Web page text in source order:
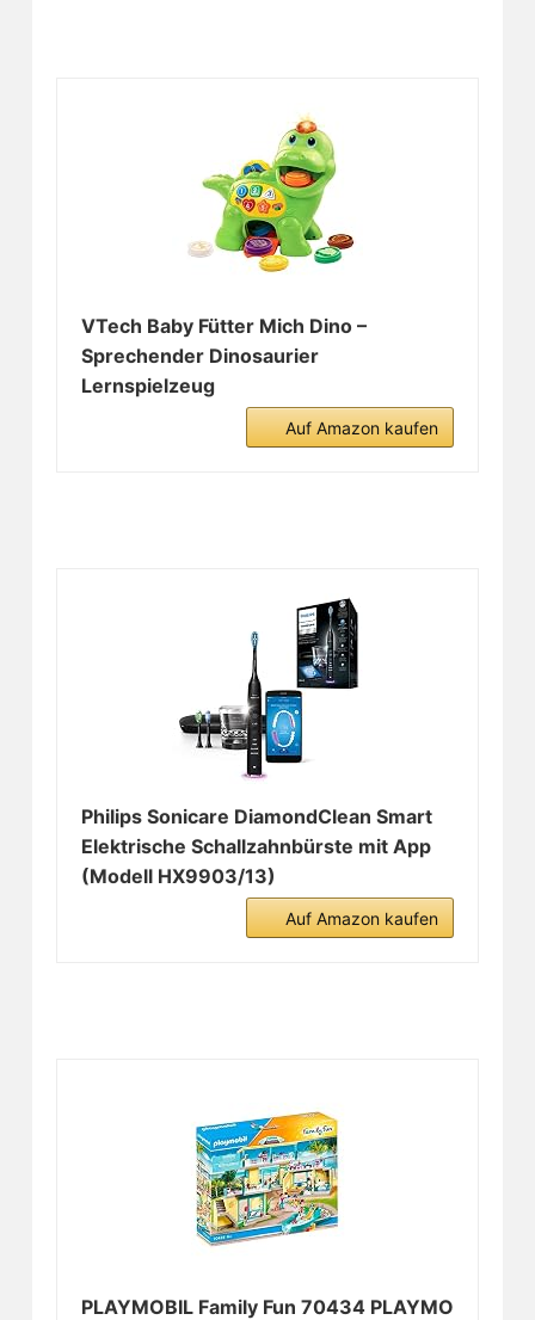
VTech Baby Fütter Mich Dino –
Sprechender Dinosaurier
Lernspielzeug
Auf Amazon kaufen
Philips Sonicare DiamondClean Smart
Elektrische Schallzahnbürste mit App
(Modell HX9903/13)
Auf Amazon kaufen
PLAYMOBIL Family Fun 70434 PLAYMO